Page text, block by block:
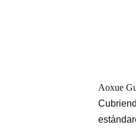
Aoxue